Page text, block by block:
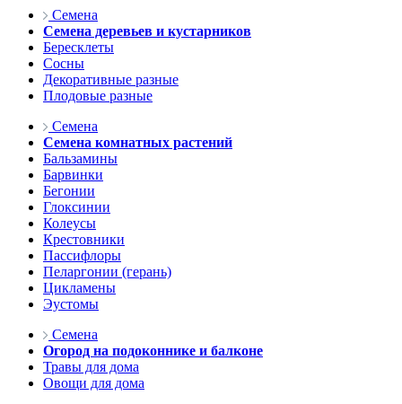
Семена
Семена деревьев и кустарников
Бересклеты
Сосны
Декоративные разные
Плодовые разные
Семена
Семена комнатных растений
Бальзамины
Барвинки
Бегонии
Глоксинии
Колеусы
Крестовники
Пассифлоры
Пеларгонии (герань)
Цикламены
Эустомы
Семена
Огород на подоконнике и балконе
Травы для дома
Овощи для дома